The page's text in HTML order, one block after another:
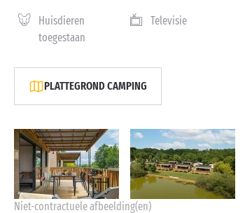
Huisdieren
toegestaan
Televisie
PLATTEGROND CAMPING
Niet-contractuele afbeelding(en)